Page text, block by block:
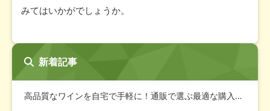
みてはいかがでしょうか。
新着記事
高品質なワインを自宅で手軽に！通販で選ぶ最適な購入ガイド